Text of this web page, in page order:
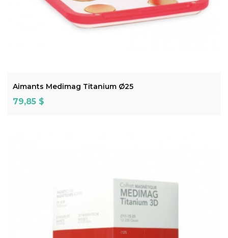
Aimants Medimag Titanium Ø25
Prix
79,85 $